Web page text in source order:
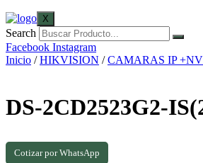
X
Search
Facebook Instagram
Inicio /HIKVISION /CAMARAS IP
DS-2CD2523G2-
Cotizar por WhatsApp